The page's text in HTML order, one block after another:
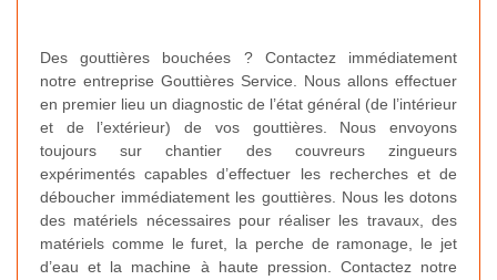
Des gouttières bouchées ? Contactez immédiatement
notre entreprise Gouttières Service. Nous allons effectuer
en premier lieu un diagnostic de l’état général (de l’intérieur
et de l’extérieur) de vos gouttières. Nous envoyons
toujours sur chantier des couvreurs zingueurs
expérimentés capables d’effectuer les recherches et de
déboucher immédiatement les gouttières. Nous les dotons
des matériels nécessaires pour réaliser les travaux, des
matériels comme le furet, la perche de ramonage, le jet
d’eau et la machine à haute pression. Contactez notre